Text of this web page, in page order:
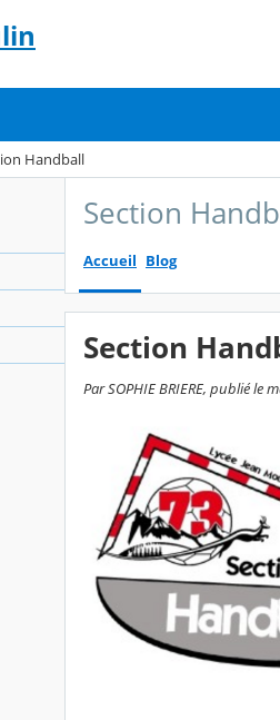
Handball
Section
Accueil Blog
Section
Par SOPHIE BRIERE, publié